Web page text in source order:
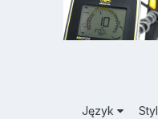
Język Styl